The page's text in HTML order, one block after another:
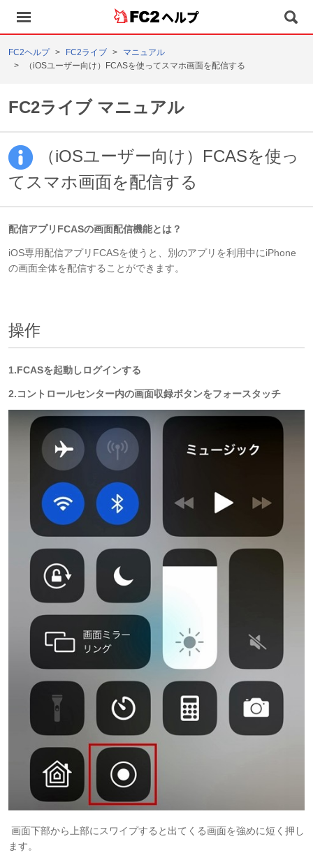
ヘルプ
FC2ヘルプ FC2ライブ
マニュアル
（iOSユーザー向け）FCASを使ってスマホ画面を配信する
FC2ライブ マニュアル
（iOSユーザー向け）FCASを使っ
てスマホ画面を配信する
配信アプリFCASの画面配信機能とは？
iOS専用配信アプリFCASを使うと、別のアプリを利用中にiPhone
の画面全体を配信することができます。
操作
1.FCASを起動しログインする
2.コントロールセンター内の画面収録ボタンをフォースタッチ
画面下部から上部にスワイプすると出てくる画面を強めに短く押し
ます。